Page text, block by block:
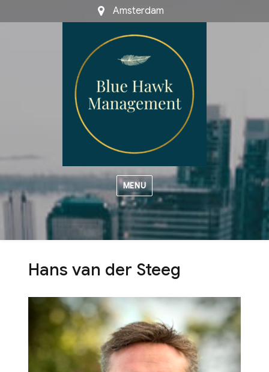
Amsterdam
MENU
Hans van der Steeg